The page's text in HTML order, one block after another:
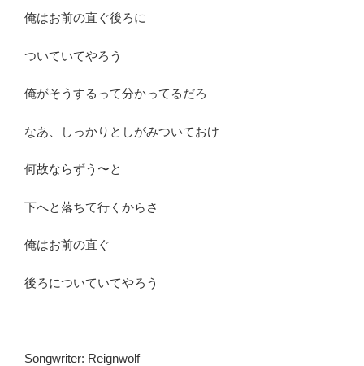
俺はお前の直ぐ後ろに
ついていてやろう
俺がそうするって分かってるだろ
なあ、しっかりとしがみついておけ
何故ならずう〜と
下へと落ちて行くからさ
俺はお前の直ぐ
後ろについていてやろう
Songwriter: Reignwolf